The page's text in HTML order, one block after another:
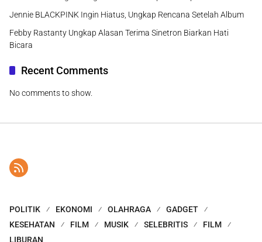
Jennie BLACKPINK Ingin Hiatus, Ungkap Rencana Setelah Album
Febby Rastanty Ungkap Alasan Terima Sinetron Biarkan Hati
Bicara
Recent Comments
No comments to show.
POLITIK EKONOMI OLAHRAGA
GADGET
KESEHATAN
FILM MUSIK SELEBRITIS
FILM
LIBURAN